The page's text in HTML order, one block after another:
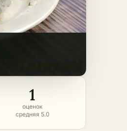
1
оценок
средняя 5.0